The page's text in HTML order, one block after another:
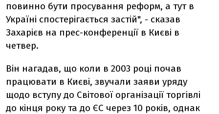
повинно бути просування реформ, а тут в
Україні спостерігається застій", - сказав
Захарієв на прес-конференції в Києві в
четвер.
Він нагадав, що коли в 2003 році почав
працювати в Києві, звучали заяви уряду
щодо вступу до Світової організації торгівлі
до кінця року та до ЄС через 10 років, однак